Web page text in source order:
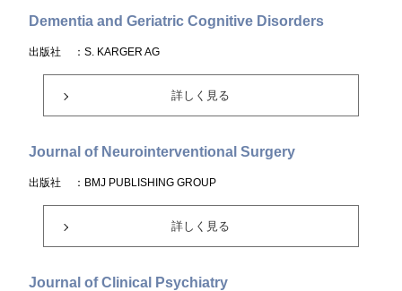
Dementia and Geriatric Cognitive Disorders
出版社 ：S. KARGER AG
詳しく見る
Journal of Neurointerventional Surgery
出版社 ：BMJ PUBLISHING GROUP
詳しく見る
Journal of Clinical Psychiatry